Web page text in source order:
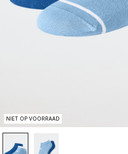
NIET OP VOORRAAD